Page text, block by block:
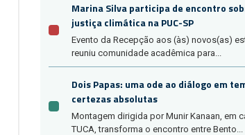
Marina Silva participa de encontro
justiça climática na PUC-SP
Evento da Recepção aos (às) novos(as)
reuniu comunidade acadêmica para...
Dois Papas: uma ode ao diálogo em
certezas absolutas
Montagem dirigida por Munir Kanaan, em
TUCA, transforma o encontro entre Bento...